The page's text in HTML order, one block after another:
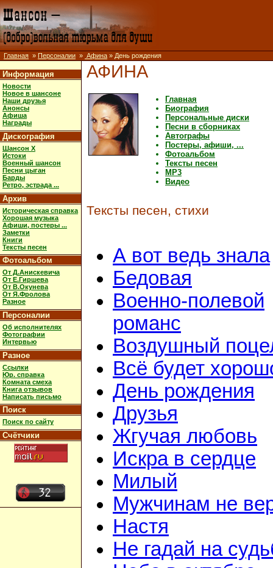
Главная » Персоналии » Афина » День рождения
Информация
Новости
Новое в шансоне
Наши друзья
Анонсы
Афиша
Награды
Дискография
Шансон X
Истоки
Военный шансон
Песни цыган
Барды
Ретро, эстрада ...
Архив
Историческая справка
Хорошая музыка
Афиши, постеры ...
Заметки
Книги
Тексты песен
Фотоальбом
От Д.Анискевича
От Е.Гиршева
От В.Окунева
От Я.Фролова
Разное
Персоналии
Об исполнителях
Фотографии
Интервью
Разное
Ссылки
Юр. справка
Комната смеха
Книга отзывов
Написать письмо
Поиск
Поиск по сайту
Счётчики
АФИНА
Главная
Биография
Персональные диски
Песни в сборниках
Автографы
Постеры, афиши, ...
Фотоальбом
Тексты песен
MP3
Видео
Тексты песен, стихи
А вот ведь знала
Бедовая
Военно-полевой
романс
Воздушный
Всё будет
День рождения
Друзья
Жгучая любовь
Искра в сердце
Милый
Мужчинам не
Настя
Не гадай на